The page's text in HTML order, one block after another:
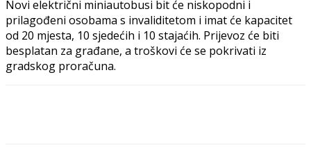
Novi električni miniautobusi bit će niskopodni i
prilagođeni osobama s invaliditetom i imat će kapacitet
od 20 mjesta, 10 sjedećih i 10 stajaćih. Prijevoz će biti
besplatan za građane, a troškovi će se pokrivati iz
gradskog proračuna.